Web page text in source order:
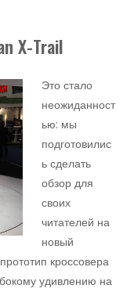
Х-Trail
Это стало
неожиданност
ью: мы
подготовилис
ь сделать
обзор для
своих
читателей на
новый
кроссовера
удивлению на